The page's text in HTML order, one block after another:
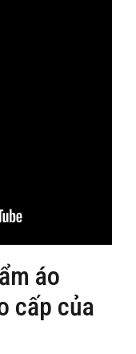
áo
cấp của